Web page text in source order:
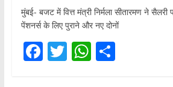
मुंबई- बजट में वित्त मंत्री निर्मला सीतारमण ने सैलरी
पेंशनर्स के लिए पुराने और नए दोनों
F T W S